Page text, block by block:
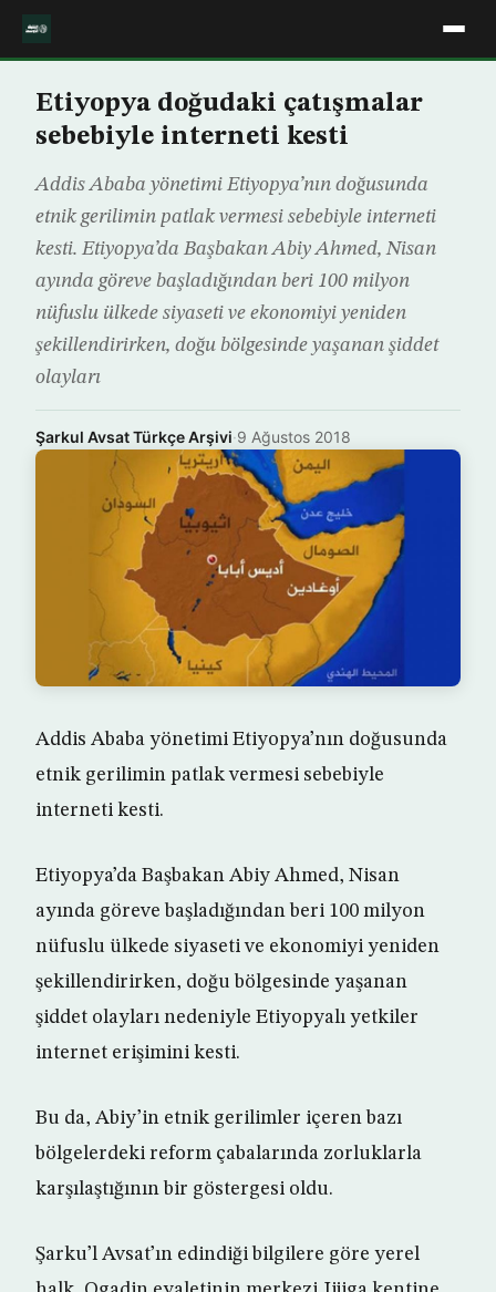
Etiyopya doğudaki çatışmalar
sebebiyle interneti kesti
Addis Ababa yönetimi Etiyopya’nın doğusunda
etnik gerilimin patlak vermesi sebebiyle interneti
kesti. Etiyopya’da Başbakan Abiy Ahmed, Nisan
ayında göreve başladığından beri 100 milyon
nüfuslu ülkede siyaseti ve ekonomiyi yeniden
şekillendirirken, doğu bölgesinde yaşanan şiddet
olayları
Şarkul Avsat Türkçe Arşivi·9 Ağustos 2018
Addis Ababa yönetimi Etiyopya’nın doğusunda
etnik gerilimin patlak vermesi sebebiyle
interneti kesti.
Etiyopya’da Başbakan Abiy Ahmed, Nisan
ayında göreve başladığından beri 100 milyon
nüfuslu ülkede siyaseti ve ekonomiyi yeniden
şekillendirirken, doğu bölgesinde yaşanan
şiddet olayları nedeniyle Etiyopyalı yetkiler
internet erişimini kesti.
Bu da, Abiy’in etnik gerilimler içeren bazı
bölgelerdeki reform çabalarında zorluklarla
karşılaştığının bir göstergesi oldu.
Şarku’l Avsat’ın edindiği bilgilere göre yerel